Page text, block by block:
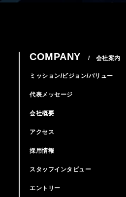
COMPANY / 会社案内
ミッション/ビジョン/バリュー
代表メッセージ
会社概要
アクセス
採用情報
スタッフインタビュー
エントリー